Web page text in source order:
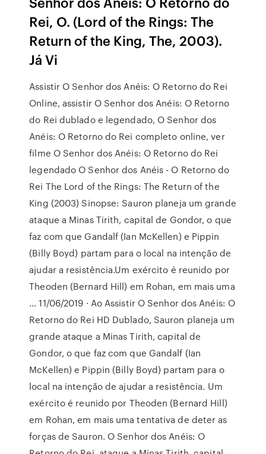
Rei, O. (Lord of the Rings: The
Return of the King, The, 2003).
Já Vi
Assistir O Senhor dos Anéis: O Retorno do Rei
Online, assistir O Senhor dos Anéis: O Retorno
do Rei dublado e legendado, O Senhor dos
Anéis: O Retorno do Rei completo online, ver
filme O Senhor dos Anéis: O Retorno do Rei
legendado O Senhor dos Anéis - O Retorno do
Rei The Lord of the Rings: The Return of the
King (2003) Sinopse: Sauron planeja um grande
ataque a Minas Tirith, capital de Gondor, o que
faz com que Gandalf (Ian McKellen) e Pippin
(Billy Boyd) partam para o local na intenção de
ajudar a resistência.Um exército é reunido por
Theoden (Bernard Hill) em Rohan, em mais uma
… 11/06/2019 · Ao Assistir O Senhor dos Anéis: O
Retorno do Rei HD Dublado, Sauron planeja um
grande ataque a Minas Tirith, capital de
Gondor, o que faz com que Gandalf (Ian
McKellen) e Pippin (Billy Boyd) partam para o
local na intenção de ajudar a resistência. Um
exército é reunido por Theoden (Bernard Hill)
em Rohan, em mais uma tentativa de deter as
forças de Sauron. O Senhor dos Anéis: O